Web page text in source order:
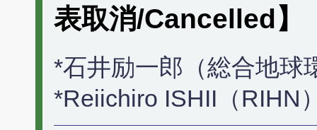
表取消/Cancelled】
*石井励一郎（総合地球
*Reiichiro ISHII（RIHN